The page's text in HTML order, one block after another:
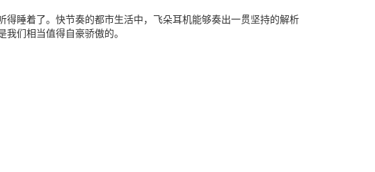
睡着了。快节奏的都市生活中，飞朵耳机能够奏出一贯坚持的解析
们相当值得自豪骄傲的。